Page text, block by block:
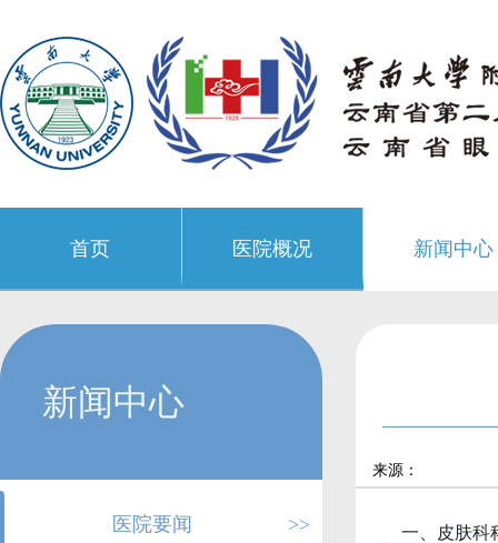
首页 医院概况 新闻中心
新闻中心
医院要闻 >>
来源：
一、皮肤科